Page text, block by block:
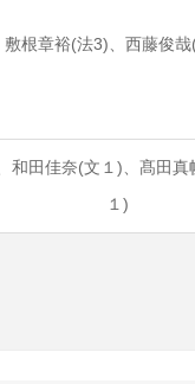
根章裕(法3)、西藤俊
和田佳奈(文１)、髙田
１)